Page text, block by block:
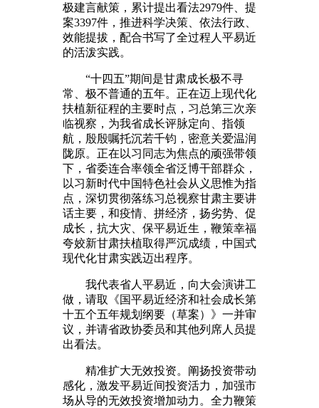
极建言献策，累计提出看法2979件、提
案3397件，推进科学决策、依法行政、
效能提拔，配合书写了全过程人平易近
的活泼实践。
“十四五”期间是甘肃成长极不寻
常、极不普通的五年。正在迈上现代化
扶植新征程的主要时点，习总第三次亲
临视察，为我省成长评脉定向、指领
航，殷殷嘱托沉若千钧，密意关爱温润
陇原。正在以习同志为焦点的顽强带领
下，省委连合率领全省泛博干部群众，
以习新时代中国特色社会从义思惟为指
点，深切贯彻落练习总视察甘肃主要讲
话主要，和疫情、拼经济，扬劣势、促
成长，抗大灾、保平易近生，鞭策幸福
夸姣新甘肃扶植取得严沉成绩，中国式
现代化甘肃实践迈出程序。
我代表省人平易近，向大会演讲工
做，请取《国平易近经济和社会成长第
十五个五年规划纲要（草案）》一并审
议，并请省政协委员和其他列席人员提
出看法。
精准扩大无效投资。阐扬投资带动
感化，激发平易近间投资活力，加强市
场从导的无效投资增加动力。全力鞭策